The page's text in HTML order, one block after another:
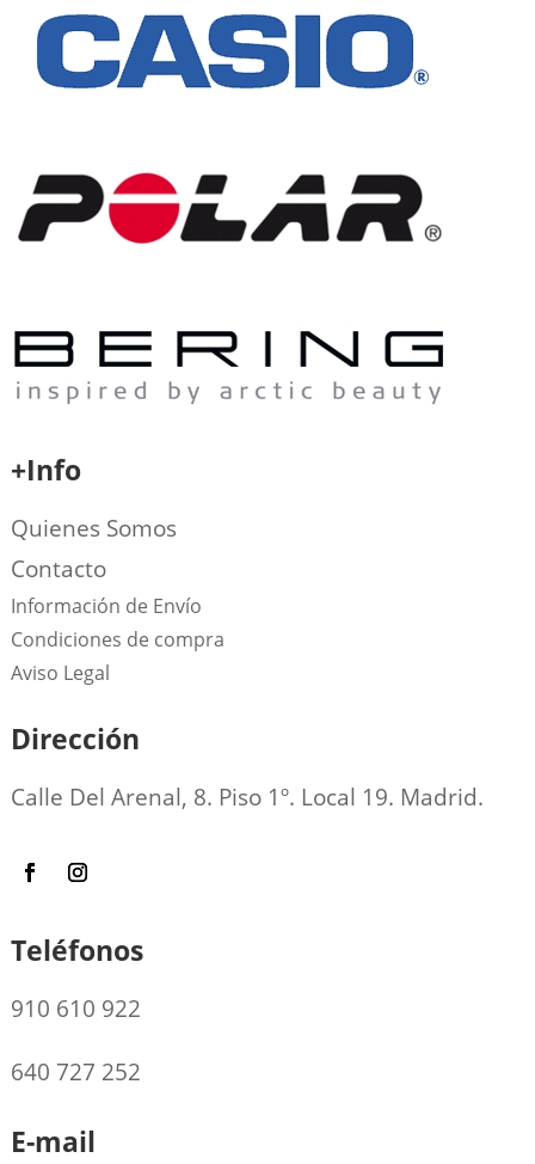
+Info
Quienes Somos
Contacto
Información de Envío
Condiciones de compra
Aviso Legal
Dirección
Calle Del Arenal, 8. Piso 1º. Local 19. Madrid.
Teléfonos
910 610 922
640 727 252
E-mail